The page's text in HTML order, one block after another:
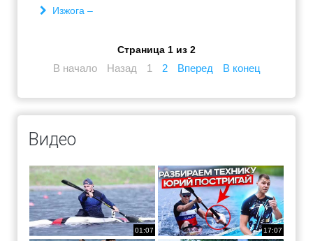
Изжога –
Страница 1 из 2
В начало Назад 1 2 Вперед В конец
Видео
01:07 17:07